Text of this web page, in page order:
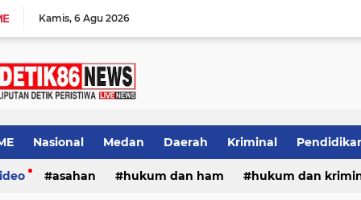
Kamis 6 Agu 2026
Nasional Medan Daerah Kriminal
asahan hukum dan ham hukum dan